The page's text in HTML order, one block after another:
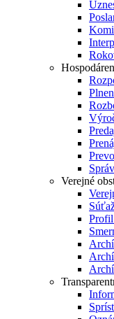
Verejné
Profil